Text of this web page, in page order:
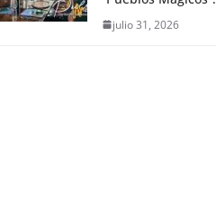
julio 31, 2026